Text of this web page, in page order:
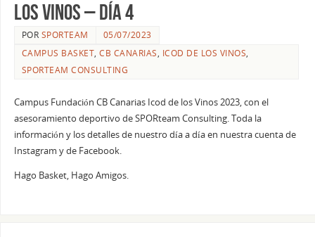
los Vinos – Día 4
POR SPORTEAM
05/07/2023
CAMPUS BASKET,CB CANARIAS, ICOD DE LOS VINOS,
SPORTEAM CONSULTING
Campus Fundación CB Canarias Icod de los Vinos 2023, con el
asesoramiento deportivo de SPORteam Consulting. Toda la
información y los detalles de nuestro día a día en nuestra cuenta de
Instagram y de Facebook.
Hago Basket, Hago Amigos.